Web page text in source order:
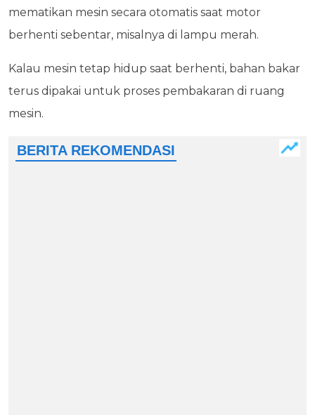
mematikan mesin secara otomatis saat motor
berhenti sebentar, misalnya di lampu merah.
Kalau mesin tetap hidup saat berhenti, bahan bakar
terus dipakai untuk proses pembakaran di ruang
mesin.